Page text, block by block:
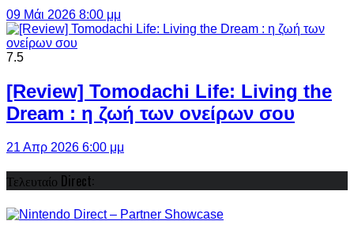
09 Μάι 2026 8:00 μμ
7.5
[Review] Tomodachi Life: Living the
Dream : η ζωή των ονείρων σου
21 Απρ 2026 6:00 μμ
Τελευταίο Direct: